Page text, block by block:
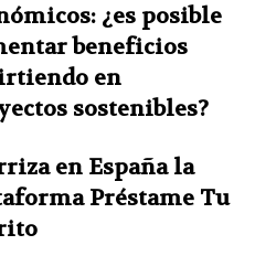
¿es posible
beneficios
en
sostenibles?
en España la
Préstame Tu